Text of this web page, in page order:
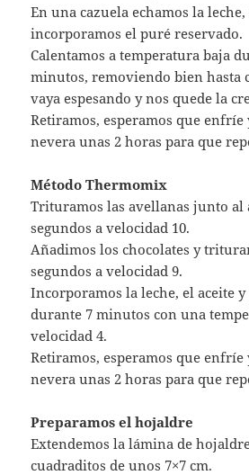
En una cazuela echamos la leche,
incorporamos el puré reservado.
Calentamos a temperatura baja
minutos, removiendo bien hasta
vaya espesando y nos quede la
Retiramos, esperamos que enfríe
nevera unas 2 horas para que
Método Thermomix
Trituramos las avellanas junto al
segundos a velocidad 10.
Añadimos los chocolates y
segundos a velocidad 9.
Incorporamos la leche, el aceite
durante 7 minutos con una
velocidad 4.
Retiramos, esperamos que enfríe
nevera unas 2 horas para que
Preparamos el hojaldre
Extendemos la lámina de
cuadraditos de unos 7×7 cm.